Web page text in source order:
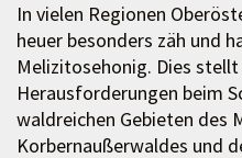
In vielen Regionen
heuer besonders zäh und
Melizitosehonig. Dies
Herausforderungen beim
waldreichen Gebieten des
Korbernaußerwaldes und